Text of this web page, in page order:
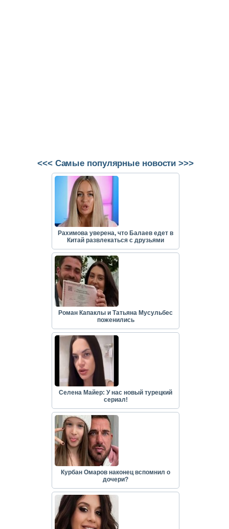
<<< Самые популярные новости >>>
Рахимова уверена, что Балаев едет в
Китай развлекаться с друзьями
Роман Капаклы и Татьяна Мусульбес
поженились
Селена Майер: У нас новый турецкий
сериал!
Курбан Омаров наконец вспомнил о
дочери?